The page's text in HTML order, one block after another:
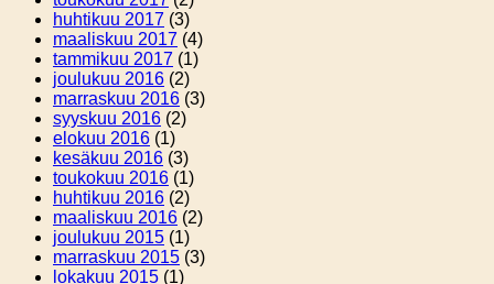
huhtikuu 2017 (3)
maaliskuu 2017 (4)
tammikuu 2017 (1)
joulukuu 2016 (2)
marraskuu 2016 (3)
syyskuu 2016 (2)
elokuu 2016 (1)
kesäkuu 2016 (3)
toukokuu 2016 (1)
huhtikuu 2016 (2)
maaliskuu 2016 (2)
joulukuu 2015 (1)
marraskuu 2015 (3)
lokakuu 2015 (1)